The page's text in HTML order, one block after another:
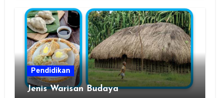
Pendidikan
Jenis Warisan Budaya